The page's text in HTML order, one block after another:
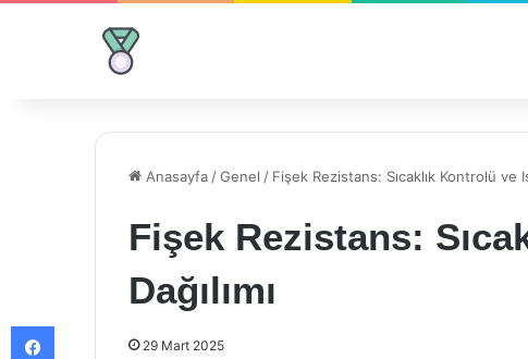
Anasayfa /Genel / Fişek Rezistans: Sıcaklık Kontrolü ve
Fişek Rezistans:
Dağılımı
29 Mart 2025
Facebook